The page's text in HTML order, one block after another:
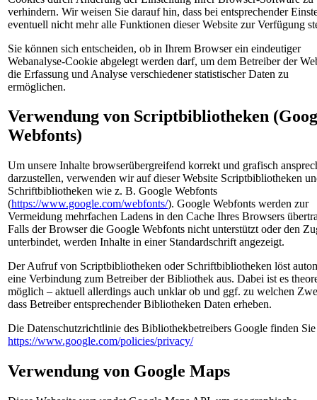
verhindern. Wir weisen Sie darauf hin, dass bei entsprechender
eventuell nicht mehr alle Funktionen dieser Website zur Verfügung
Sie können sich entscheiden, ob in Ihrem Browser ein eindeutiger
Webanalyse-Cookie abgelegt werden darf, um dem Betreiber der
die Erfassung und Analyse verschiedener statistischer Daten zu
ermöglichen.
Verwendung von Scriptbibliotheken
Webfonts)
Um unsere Inhalte browserübergreifend korrekt und grafisch
darzustellen, verwenden wir auf dieser Website Scriptbibliotheken
Schriftbibliotheken wie z. B. Google Webfonts
(https://www.google.com/webfonts/). Google Webfonts werden zur
Vermeidung mehrfachen Ladens in den Cache Ihres Browsers
Falls der Browser die Google Webfonts nicht unterstützt oder den
unterbindet, werden Inhalte in einer Standardschrift angezeigt.
Der Aufruf von Scriptbibliotheken oder Schriftbibliotheken löst
eine Verbindung zum Betreiber der Bibliothek aus. Dabei ist es
möglich – aktuell allerdings auch unklar ob und ggf. zu welchen
dass Betreiber entsprechender Bibliotheken Daten erheben.
Die Datenschutzrichtlinie des Bibliothekbetreibers Google finden
https://www.google.com/policies/privacy/
Verwendung von Google Maps